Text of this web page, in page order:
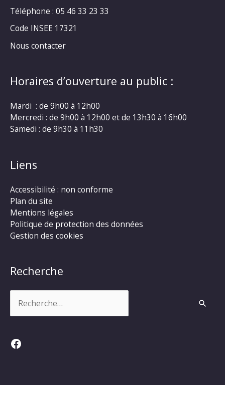
Téléphone : 05 46 33 23 33
Code INSEE 17321
Nous contacter
Horaires d’ouverture au public :
Mardi : de 9h00 à 12h00
Mercredi : de 9h00 à 12h00 et de 13h30 à 16h00
Samedi : de 9h30 à 11h30
Liens
Accessibilité : non conforme
Plan du site
Mentions légales
Politique de protection des données
Gestion des cookies
Recherche
Facebook